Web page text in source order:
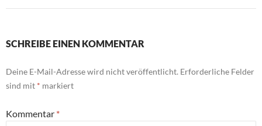
SCHREIBE EINEN KOMMENTAR
Deine E-Mail-Adresse wird nicht veröffentlicht. Erforderliche Felder
sind mit * markiert
Kommentar *